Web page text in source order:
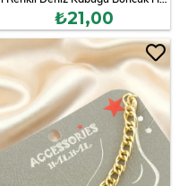
₺21,00